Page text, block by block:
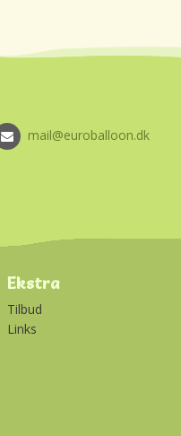
mail@euroballoon.dk
Ekstra
Tilbud
Links